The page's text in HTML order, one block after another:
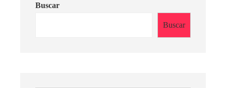
Buscar
Buscar